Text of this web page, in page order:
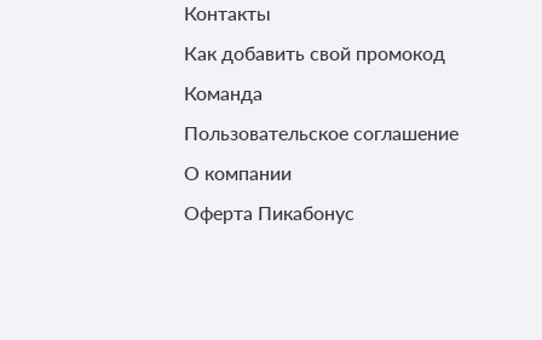
Контакты
Как добавить свой промокод
Команда
Пользовательское соглашение
О компании
Оферта Пикабонус